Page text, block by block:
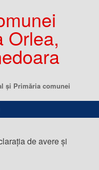
Orlea,
şi Primăria comunei
de avere și